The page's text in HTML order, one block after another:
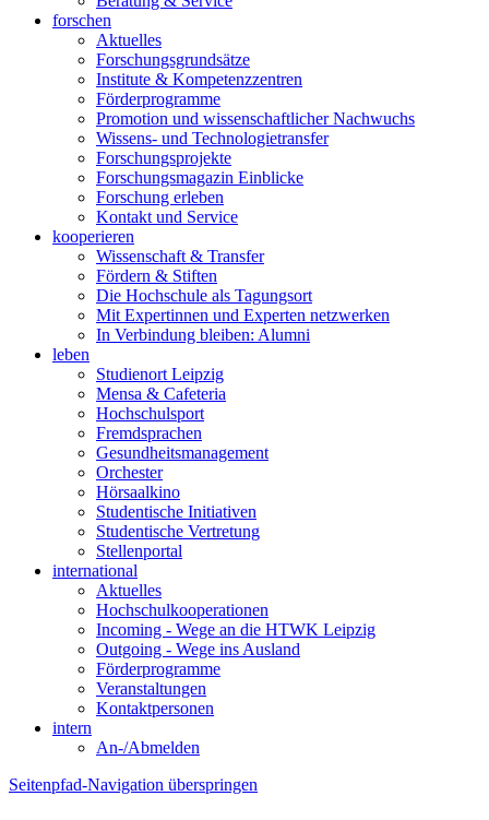
forschen
Aktuelles
Forschungsgrundsätze
Institute & Kompetenzzentren
Förderprogramme
Promotion und wissenschaftlicher Nachwuchs
Wissens- und Technologietransfer
Forschungsprojekte
Forschungsmagazin Einblicke
Forschung erleben
Kontakt und Service
kooperieren
Wissenschaft & Transfer
Fördern & Stiften
Die Hochschule als Tagungsort
Mit Expertinnen und Experten netzwerken
In Verbindung bleiben: Alumni
leben
Studienort Leipzig
Mensa & Cafeteria
Hochschulsport
Fremdsprachen
Gesundheitsmanagement
Orchester
Hörsaalkino
Studentische Initiativen
Studentische Vertretung
Stellenportal
international
Aktuelles
Hochschulkooperationen
Incoming - Wege an die HTWK Leipzig
Outgoing - Wege ins Ausland
Förderprogramme
Veranstaltungen
Kontaktpersonen
intern
An-/Abmelden
Seitenpfad-Navigation überspringen